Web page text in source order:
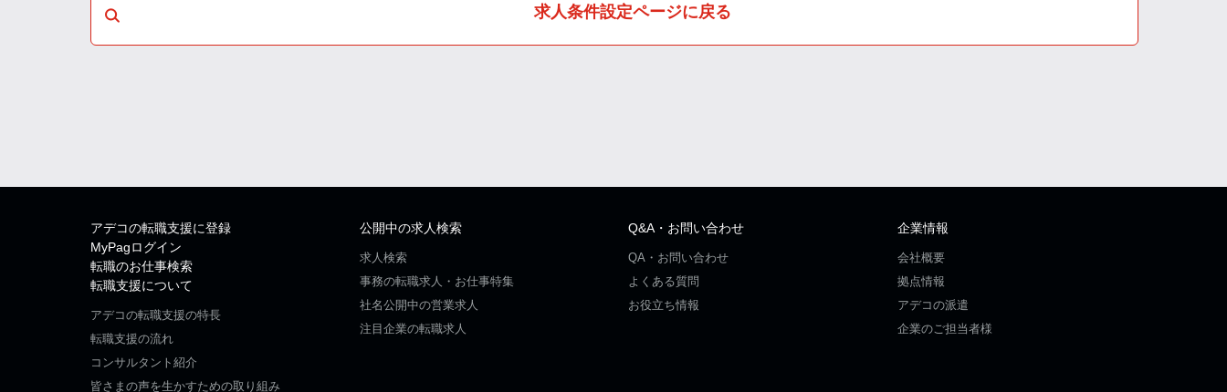
求人条件設定ページに戻る
アデコの転職支援に登録
MyPagログイン
転職のお仕事検索
転職支援について
アデコの転職支援の特長
転職支援の流れ
コンサルタント紹介
皆さまの声を生かすための取り組み
公開中の求人検索
求人検索
事務の転職求人・お仕事特集
社名公開中の営業求人
注目企業の転職求人
Q&A・お問い合わせ
QA・お問い合わせ
よくある質問
お役立ち情報
企業情報
会社概要
拠点情報
アデコの派遣
企業のご担当者様